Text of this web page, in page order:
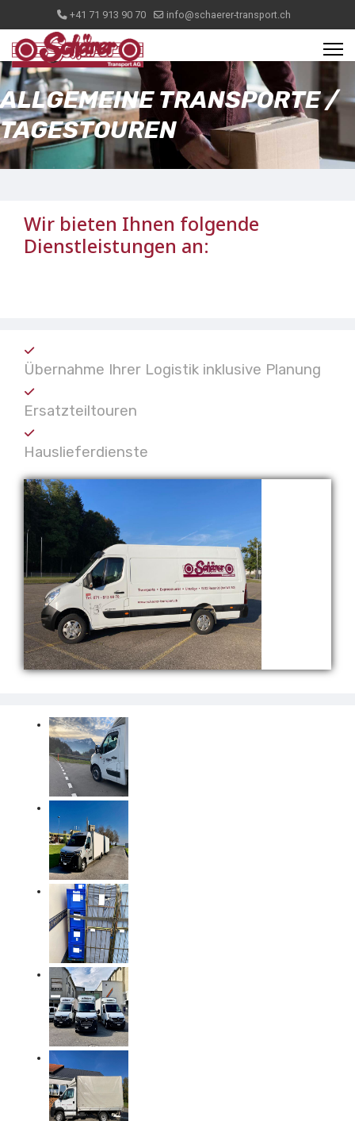
+41 71 913 90 70 info@schaerer-transport.ch
ALLGEMEINE TRANSPORTE /
TAGESTOUREN
Wir bieten Ihnen folgende
Dienstleistungen an:
Übernahme Ihrer Logistik inklusive Planung
Ersatzteiltouren
Hauslieferdienste